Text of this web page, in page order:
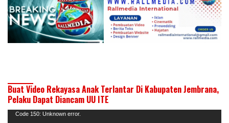
Buat Video Rekayasa Anak Terlantar Di Kabupaten Jembrana,
Pelaku Dapat Diancam UU ITE
Pemutar
Code 150: Unknown error.